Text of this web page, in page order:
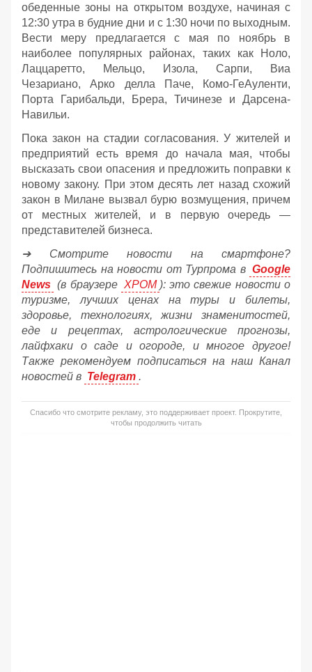
обеденные зоны на открытом воздухе, начиная с
12:30 утра в будние дни и с 1:30 ночи по выходным.
Вести меру предлагается с мая по ноябрь в
наиболее популярных районах, таких как Ноло,
Лаццаретто, Мельцо, Изола, Сарпи, Виа
Чезариано, Арко делла Паче, Комо-ГеАуленти,
Порта Гарибальди, Брера, Тичинезе и Дарсена-
Навильи.
Пока закон на стадии согласования. У жителей и
предприятий есть время до начала мая, чтобы
высказать свои опасения и предложить поправки к
новому закону. При этом десять лет назад схожий
закон в Милане вызвал бурю возмущения, причем
от местных жителей, и в первую очередь —
представителей бизнеса.
➔ Смотрите новости на смартфоне?
Подпишитесь на новости от Турпрома в Google
News (в браузере ХРОМ ): это свежие новости о
туризме, лучших ценах на туры и билеты,
здоровье, технологиях, жизни знаменитостей,
еде и рецептах, астрологические прогнозы,
лайфхаки о саде и огороде, и многое другое!
Также рекомендуем подписаться на наш Канал
новостей в Telegram .
Спасибо что смотрите рекламу, это поддерживает проект. Прокрутите,
чтобы продолжить читать